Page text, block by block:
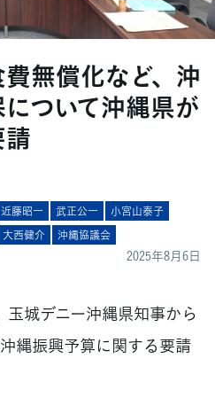
無償化など、沖
ついて沖縄県が
近藤昭一 武正公一
小宮山泰子
大西健介 沖縄協議会
2025年8月6日
城デニー沖縄県知事から
沖縄振興予算に関する要請